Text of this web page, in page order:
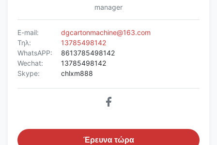
manager
E-mail:
dgcartonmachine@163.com
Τηλ:
13785498142
WhatsAPP:
8613785498142
Wechat:
13785498142
Skype:
chlxm888
Έρευνα τώρα